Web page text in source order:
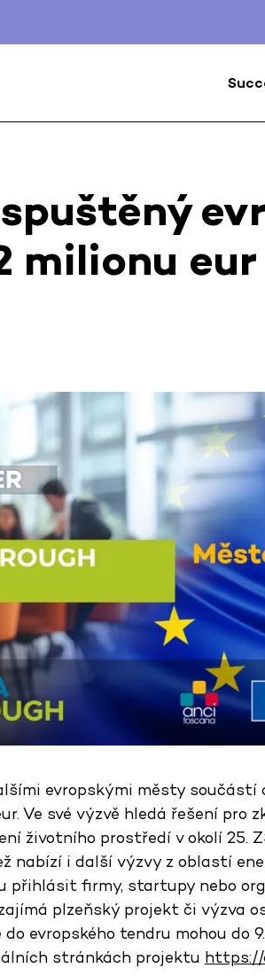
milionu eur
evropskými městy
Ve své výzvě hledá řešení pro
životního prostředí v okolí 25.
nabízí i další výzvy z oblastí
přihlásit firmy, startupy nebo
plzeňský projekt či výzva
evropského tendru mohou do
stránkách projektu https://